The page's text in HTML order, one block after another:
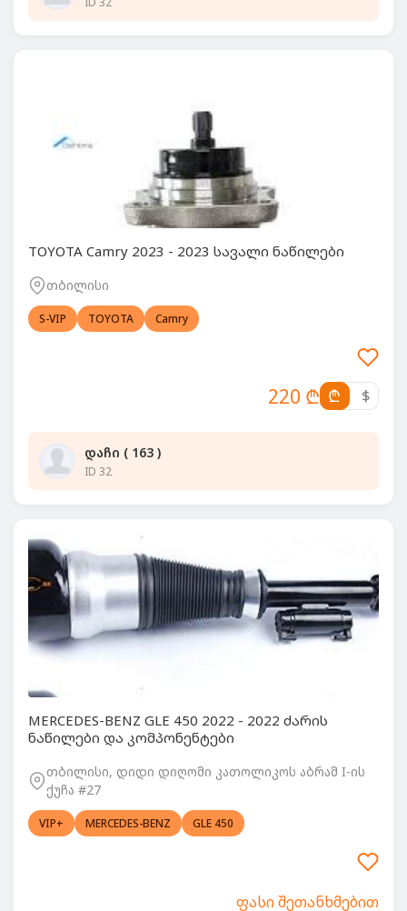
TOYOTA Camry 2023 - 2023 სავალი ნაწილები
თბილისი
S-VIP TOYOTA Camry
220 ₾ ₾ $
დაჩი ( 163 )
ID 32
MERCEDES-BENZ GLE 450 2022 - 2022 ძარის
ნაწილები და კომპონენტები
თბილისი, დიდი დიღომი კათოლიკოს აბრამ I-ის
ქუჩა #27
VIP+ MERCEDES-BENZ GLE 450
ფასი შეთანხმებით